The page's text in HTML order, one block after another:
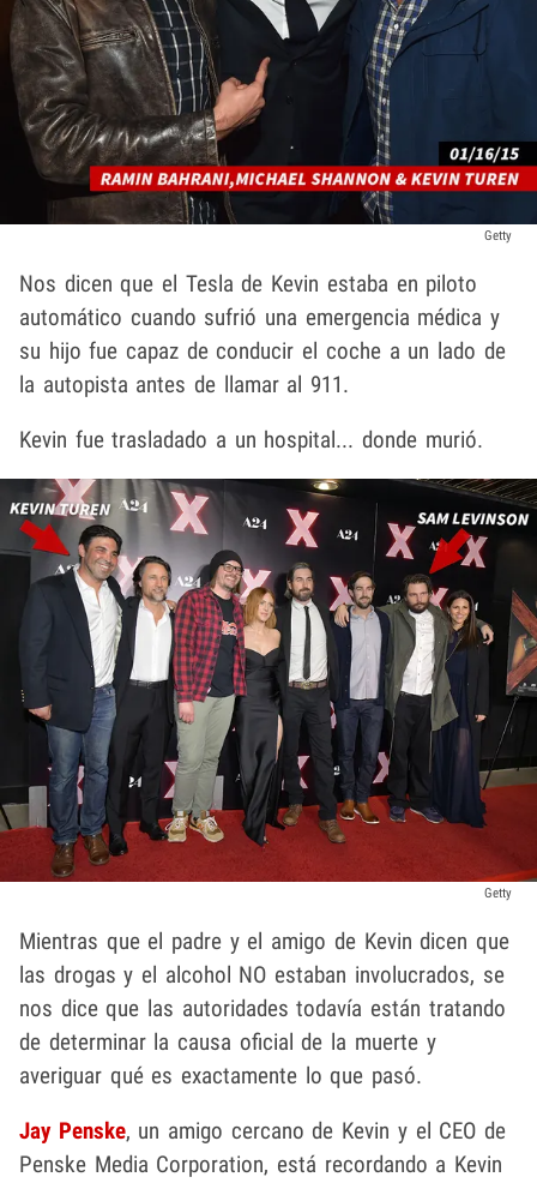
Getty
Nos dicen que el Tesla de Kevin estaba en piloto
automático cuando sufrió una emergencia médica y
su hijo fue capaz de conducir el coche a un lado de
la autopista antes de llamar al 911.
Kevin fue trasladado a un hospital... donde murió.
Getty
Mientras que el padre y el amigo de Kevin dicen que
las drogas y el alcohol NO estaban involucrados, se
nos dice que las autoridades todavía están tratando
de determinar la causa oficial de la muerte y
averiguar qué es exactamente lo que pasó.
Jay Penske, un amigo cercano de Kevin y el CEO de
Penske Media Corporation, está recordando a Kevin